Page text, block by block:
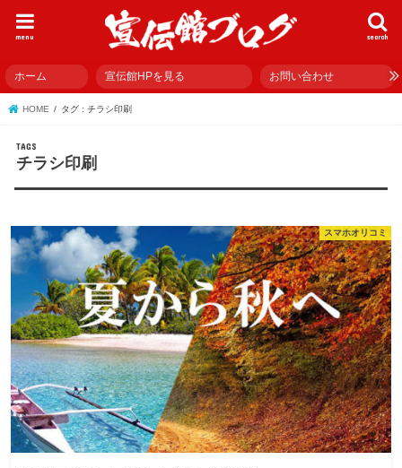
search
menu
ホーム 宣伝館HPを見る お問い合わせ
HOME タグ : チラシ印刷
チラシ印刷
スマホオリコミ